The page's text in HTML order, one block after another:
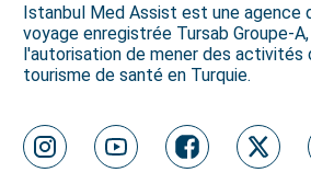
Istanbul Med Assist est une agence
voyage enregistrée Tursab Groupe-
l'autorisation de mener des activités
tourisme de santé en Turquie.